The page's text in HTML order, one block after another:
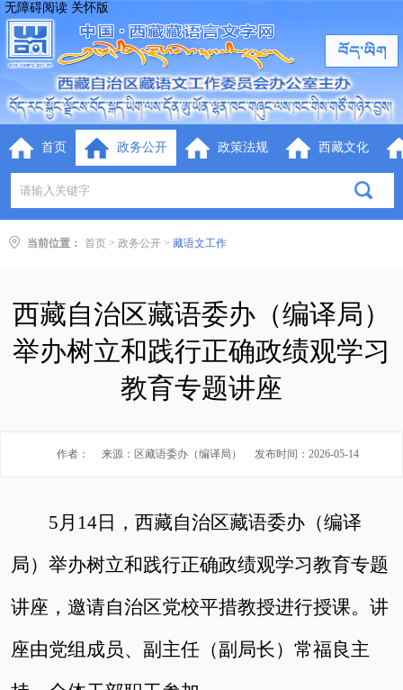
无障碍阅读 关怀版
首页 政务公开 政策法规 西藏文化
当前位置： 首页 > 政务公开 > 藏语文工作
西藏自治区藏语委办（编译局）
举办树立和践行正确政绩观学习
教育专题讲座
作者： 来源：区藏语委办（编译局） 发布时间：2026-05-14
5月14日，西藏自治区藏语委办（编译
局）举办树立和践行正确政绩观学习教育专题
讲座，邀请自治区党校平措教授进行授课。讲
座由党组成员、副主任（副局长）常福良主